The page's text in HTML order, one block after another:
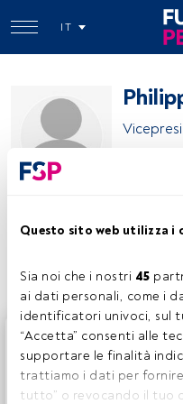
Questo sito web utilizza i
Sia noi che i nostri 45
ai dati personali, come i
identificatori univoci, sul
“Accetta” consenti alle
supportare le finalità
trattiamo i dati per
tutto” o revocando il tuo
IT
Condividi:
Questo è un articolo
sei già registrato, accedi
hai ancora un account, ti
tutti i contenuti che